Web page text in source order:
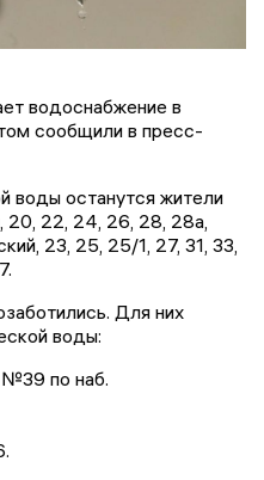
водоснабжение в
сообщили в пресс-
воды останутся жители
20, 22, 24, 26, 28, 28а,
23, 25, 25/1, 27, 31, 33,
Для них
воды:
по наб.